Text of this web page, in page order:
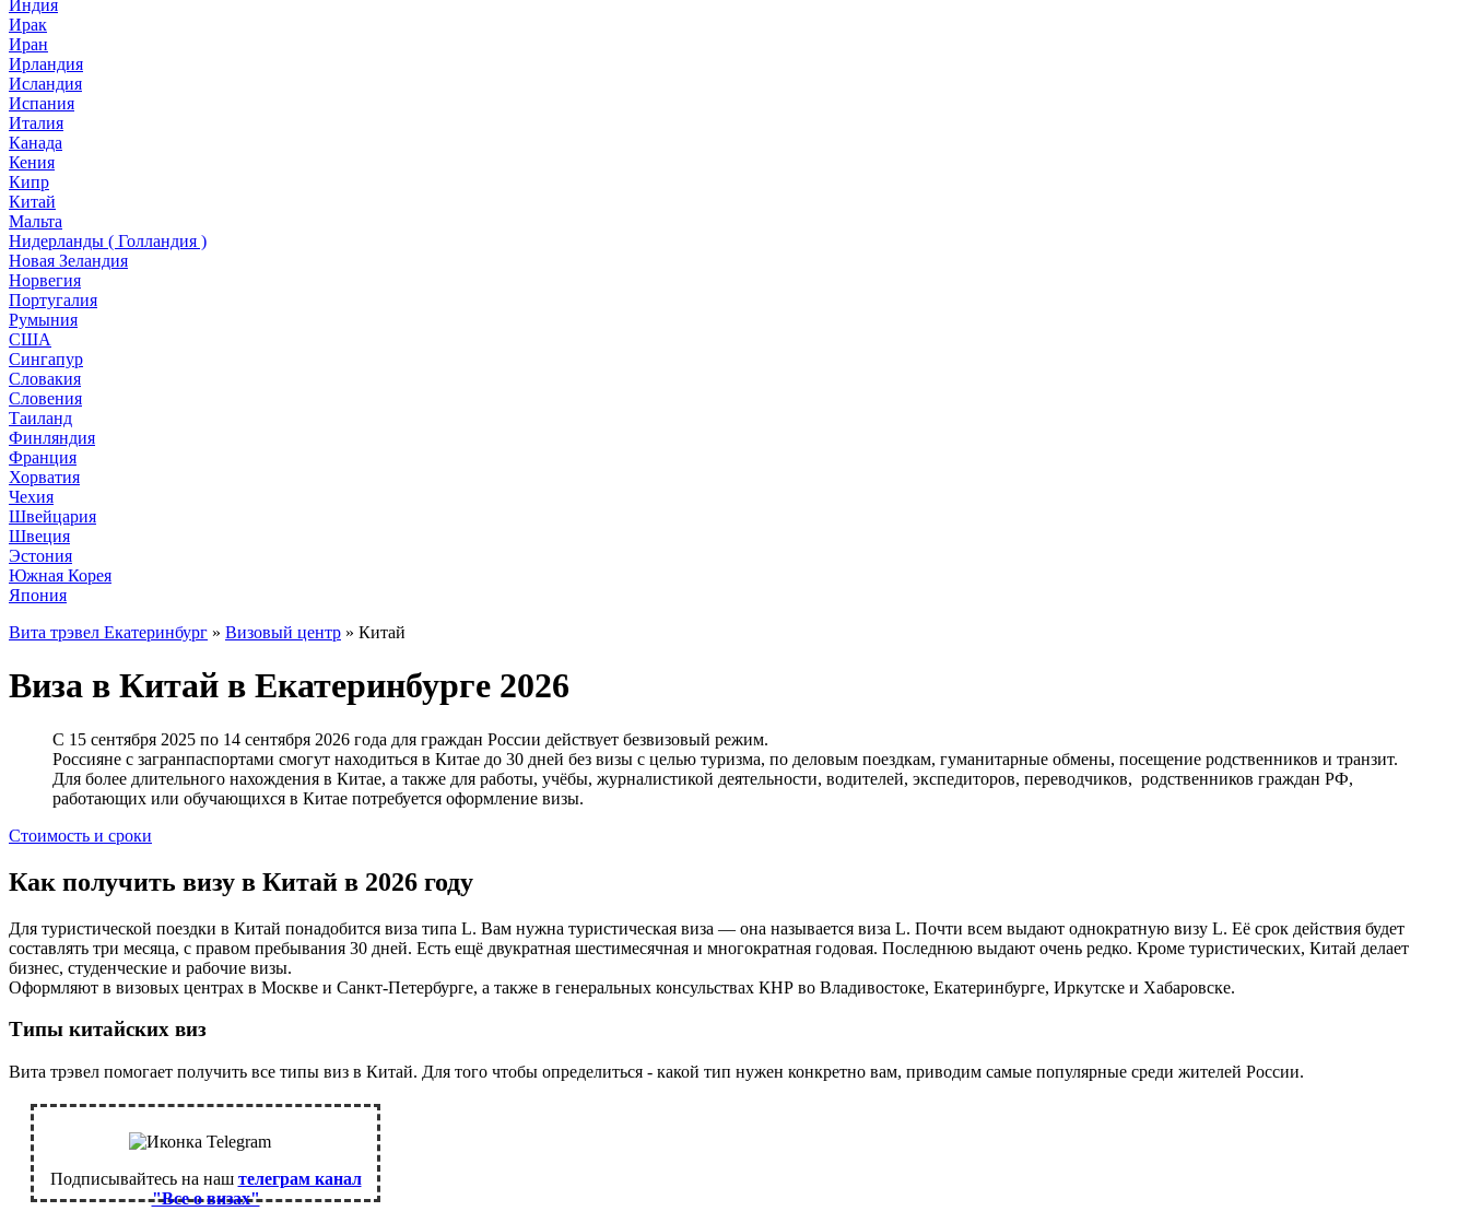
Индия
Ирак
Иран
Ирландия
Исландия
Испания
Италия
Канада
Кения
Кипр
Китай
Мальта
Нидерланды ( Голландия )
Новая Зеландия
Норвегия
Португалия
Румыния
США
Сингапур
Словакия
Словения
Таиланд
Финляндия
Франция
Хорватия
Чехия
Швейцария
Швеция
Эстония
Южная Корея
Япония
Вита трэвел Екатеринбург » Визовый центр » Китай
Виза в Китай в Екатеринбурге 2026
С 15 сентября 2025 по 14 сентября 2026 года для граждан России действует безвизовый режим.
Россияне с загранпаспортами смогут находиться в Китае до 30 дней без визы с целью туризма, по деловым поездкам, гуманитарные обмены, посещение родственников и транзит.
Для более длительного нахождения в Китае, а также для работы, учёбы, журналистикой деятельности, водителей, экспедиторов, переводчиков, родственников граждан РФ,
работающих или обучающихся в Китае потребуется оформление визы.
Стоимость и сроки
Как получить визу в Китай в 2026 году
Для туристической поездки в Китай понадобится виза типа L. Вам нужна туристическая виза — она называется виза L. Почти всем выдают однократную визу L. Её срок действия будет
составлять три месяца, с правом пребывания 30 дней. Есть ещё двукратная шестимесячная и многократная годовая. Последнюю выдают очень редко. Кроме туристических, Китай делает
бизнес, студенческие и рабочие визы.
Оформляют в визовых центрах в Москве и Санкт-Петербурге, а также в генеральных консульствах КНР во Владивостоке, Екатеринбурге, Иркутске и Хабаровске.
Типы китайских виз
Вита трэвел помогает получить все типы виз в Китай. Для того чтобы определиться - какой тип нужен конкретно вам, приводим самые популярные среди жителей России.
Подписывайтесь на наш телеграм канал
"Все о визах"